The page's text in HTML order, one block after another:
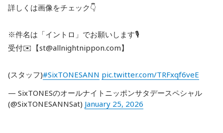
詳しくは画像をチェック👇
※件名は「イントロ」でお願いします🎙️
受付✉️【st@allnightnippon.com】
(スタッフ)#SixTONESANN pic.twitter.com/TRFxqf6veE
— SixTONESのオールナイトニッポンサタデースペシャル
(@SixTONESANNSat) January 25, 2026